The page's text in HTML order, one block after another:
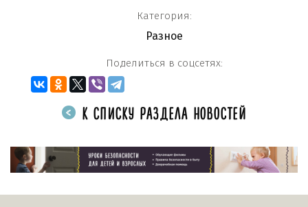
Категория:
Разное
Поделиться в соцсетях:
К СПИСКУ РАЗДЕЛА НОВОСТЕЙ